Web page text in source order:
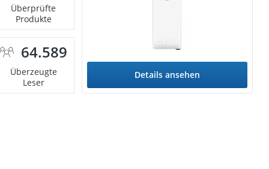
Überprüfte
Produkte
64.589
Überzeugte
Leser
Details ansehen